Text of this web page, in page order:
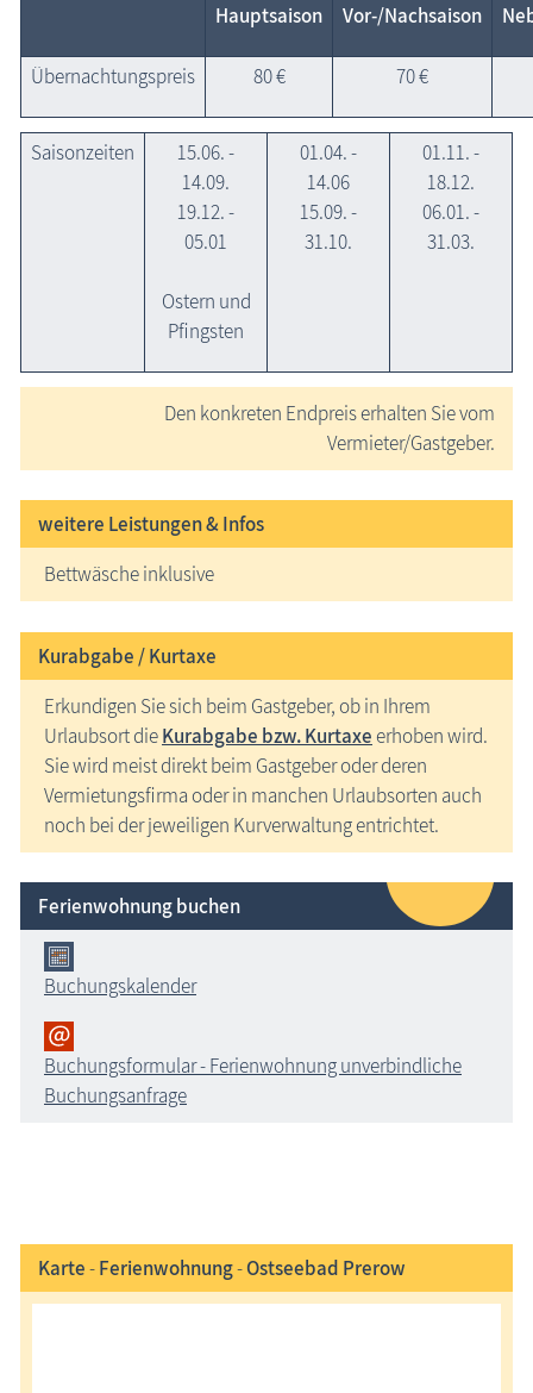
Hauptsaison
Vor-/Nachsaison
Übernachtungspreis 80 € 70 €
Saisonzeiten
15.06. -
14.09.
19.12. -
05.01
Ostern und
Pfingsten
01.04. -
14.06
15.09. -
31.10.
01.11. -
18.12.
06.01. -
31.03.
Den konkreten Endpreis erhalten Sie vom
Vermieter/Gastgeber.
weitere Leistungen & Infos
Bettwäsche inklusive
Kurabgabe / Kurtaxe
Erkundigen Sie sich beim Gastgeber, ob in Ihrem
Urlaubsort dieKurabgabe bzw. Kurtaxeerhoben wird.
Sie wird meist direkt beim Gastgeber oder deren
Vermietungsfirma oder in manchen Urlaubsorten auch
noch bei der jeweiligen Kurverwaltung entrichtet.
Ferienwohnung buchen
Buchungskalender
Buchungsformular - Ferienwohnung unverbindliche
Buchungsanfrage
Karte-Ferienwohnung-Ostseebad Prerow